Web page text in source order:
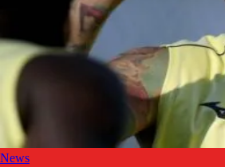
News